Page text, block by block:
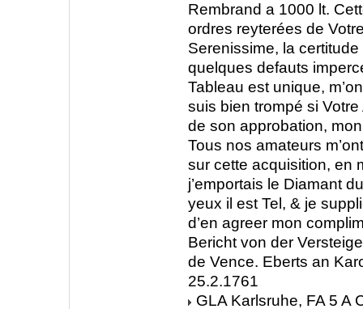
Rembrand a 1000 lt.
ordres reyterées de
Serenissime, la
quelques defauts
Tableau est unique,
suis bien trompé si Votre
de son approbation,
Tous nos amateurs
sur cette acquisition, en
j’emportais le Diamant
yeux il est Tel, & je
d’en agreer mon
Bericht von der
de Vence. Eberts an
25.2.1761
GLA Karlsruhe, FA 5 A